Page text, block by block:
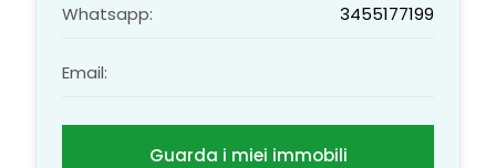
Whatsapp: 3455177199
Email:
Guarda i miei immobili